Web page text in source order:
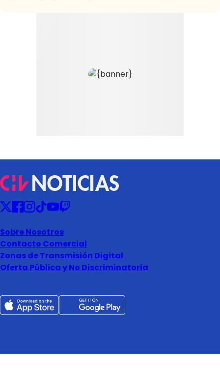
Sobre Nosotros
Contacto Comercial
Zonas de Transmisión Digital
Oferta Pública y No Discriminatoria